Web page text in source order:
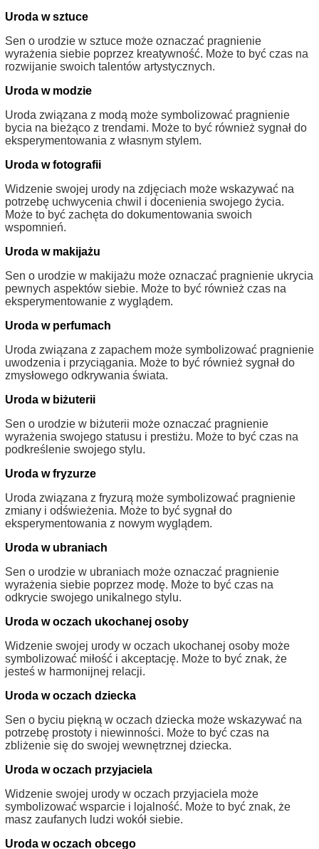
Uroda w sztuce
Sen o urodzie w sztuce może oznaczać pragnienie
wyrażenia siebie poprzez kreatywność. Może to być czas na
rozwijanie swoich talentów artystycznych.
Uroda w modzie
Uroda związana z modą może symbolizować pragnienie
bycia na bieżąco z trendami. Może to być również sygnał do
eksperymentowania z własnym stylem.
Uroda w fotografii
Widzenie swojej urody na zdjęciach może wskazywać na
potrzebę uchwycenia chwil i docenienia swojego życia.
Może to być zachęta do dokumentowania swoich
wspomnień.
Uroda w makijażu
Sen o urodzie w makijażu może oznaczać pragnienie ukrycia
pewnych aspektów siebie. Może to być również czas na
eksperymentowanie z wyglądem.
Uroda w perfumach
Uroda związana z zapachem może symbolizować pragnienie
uwodzenia i przyciągania. Może to być również sygnał do
zmysłowego odkrywania świata.
Uroda w biżuterii
Sen o urodzie w biżuterii może oznaczać pragnienie
wyrażenia swojego statusu i prestiżu. Może to być czas na
podkreślenie swojego stylu.
Uroda w fryzurze
Uroda związana z fryzurą może symbolizować pragnienie
zmiany i odświeżenia. Może to być sygnał do
eksperymentowania z nowym wyglądem.
Uroda w ubraniach
Sen o urodzie w ubraniach może oznaczać pragnienie
wyrażenia siebie poprzez modę. Może to być czas na
odkrycie swojego unikalnego stylu.
Uroda w oczach ukochanej osoby
Widzenie swojej urody w oczach ukochanej osoby może
symbolizować miłość i akceptację. Może to być znak, że
jesteś w harmonijnej relacji.
Uroda w oczach dziecka
Sen o byciu piękną w oczach dziecka może wskazywać na
potrzebę prostoty i niewinności. Może to być czas na
zbliżenie się do swojej wewnętrznej dziecka.
Uroda w oczach przyjaciela
Widzenie swojej urody w oczach przyjaciela może
symbolizować wsparcie i lojalność. Może to być znak, że
masz zaufanych ludzi wokół siebie.
Uroda w oczach obcego